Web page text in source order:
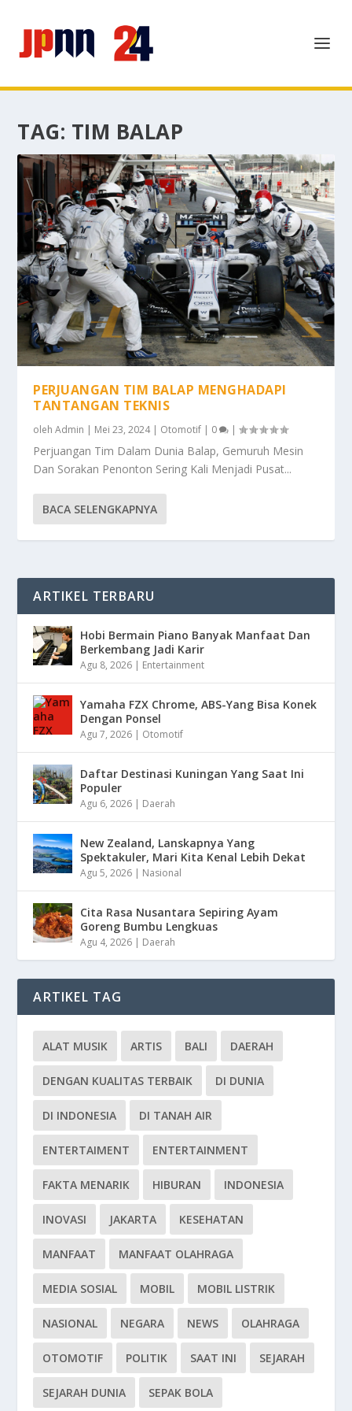
TAG: TIM BALAP
PERJUANGAN TIM BALAP MENGHADAPI
TANTANGAN TEKNIS
olehAdmin | Mei 23, 2024| Otomotif | 0 |
Perjuangan Tim Dalam Dunia Balap, Gemuruh Mesin
Dan Sorakan Penonton Sering Kali Menjadi Pusat...
BACA SELENGKAPNYA
ARTIKEL TERBARU
Hobi Bermain Piano Banyak Manfaat Dan
Berkembang Jadi Karir
Agu 8, 2026 | Entertainment
Yamaha FZX Chrome, ABS-Yang Bisa Konek
Dengan Ponsel
Agu 7, 2026 | Otomotif
Daftar Destinasi Kuningan Yang Saat Ini
Populer
Agu 6, 2026 | Daerah
New Zealand, Lanskapnya Yang
Spektakuler, Mari Kita Kenal Lebih Dekat
Agu 5, 2026 | Nasional
Cita Rasa Nusantara Sepiring Ayam
Goreng Bumbu Lengkuas
Agu 4, 2026 | Daerah
ARTIKEL TAG
ALAT MUSIK ARTIS BALI DAERAH
DENGAN KUALITAS TERBAIK DI DUNIA
DI INDONESIA DI TANAH AIR
ENTERTAIMENT ENTERTAINMENT
FAKTA MENARIK HIBURAN INDONESIA
INOVASI JAKARTA KESEHATAN
MANFAAT MANFAAT OLAHRAGA
MEDIA SOSIAL MOBIL MOBIL LISTRIK
NASIONAL NEGARA NEWS OLAHRAGA
OTOMOTIF POLITIK SAAT INI SEJARAH
SEJARAH DUNIA SEPAK BOLA